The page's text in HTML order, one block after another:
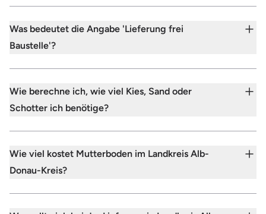
Was bedeutet die Angabe 'Lieferung frei
Baustelle'?
Wie berechne ich, wie viel Kies, Sand oder
Schotter ich benötige?
Wie viel kostet Mutterboden im Landkreis Alb-
Donau-Kreis?